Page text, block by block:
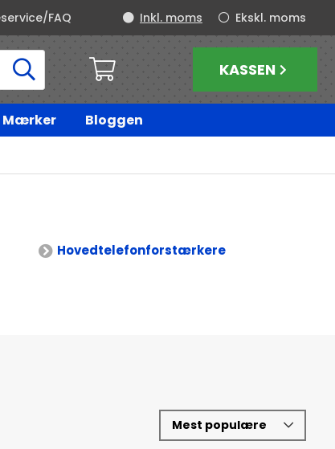
FAQ Ekskl. moms
Inkl. moms
KASSEN
Mærker
Bloggen
Hovedtelefonforstærkere